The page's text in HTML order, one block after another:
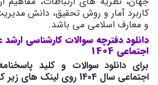
کاربرد آمار و روش تحقیق، دانش
و معارف اسلامی می باشد.
دانلود دفترچه سوالات کارشناسی ارشد
اجتماعی 1404
برای دانلود سوالات و کلید
اجتماعی سال 1404 روی لینک های زیر کلیک کنید.